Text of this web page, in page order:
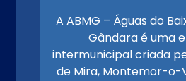
A ABMG – Águas do
Gândara é uma
intermunicipal criada
de Mira, Montemor-o-